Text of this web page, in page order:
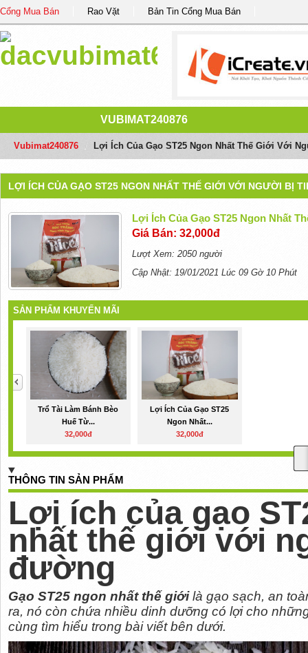
Cổng Mua Bán Rao Vặt Bản Tin Cổng Mua Bán
VUBIMAT240876
Vubimat240876 Lợi Ích Của Gạo ST25 Ngon Nhất Thế Giới Với
LỢI ÍCH CỦA GẠO ST25 NGON NHẤT THẾ GIỚI VỚI NGƯỜI BỊ
Lợi Ích Của Gạo ST25 Ngon Nhất
Giá Bán: 32,000đ
Lượt Xem: 2050 người
Cập Nhật: 19/01/2021 Lúc 09 Gờ 10 Phút
SẢN PHẨM KHUYẾN MÃI
Trổ Tài Làm Bánh Bèo
Huế Từ...
32,000đ
Lợi Ích Của Gạo ST25
Ngon Nhất...
32,000đ
THÔNG TIN SẢN PHẨM
Lợi ích của gạo
nhất thế giới với
đường
Gạo ST25 ngon nhất thế giớilà gạo sạch, an
ra, nó còn chứa nhiều dinh dưỡng có lợi cho
cùng tìm hiểu trong bài viết bên dưới.